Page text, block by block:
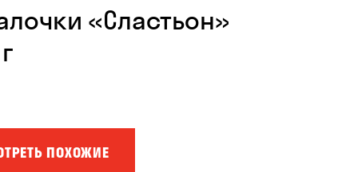
«Сластьон»
ПОХОЖИЕ